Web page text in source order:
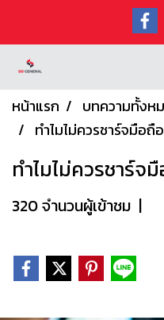
หน้าแรก บทความทั้งห
ทำไมไม่ควรชาร์จมือถื
ทำไมไม่ควรชาร์จ
320 จำนวนผู้เข้าชม |